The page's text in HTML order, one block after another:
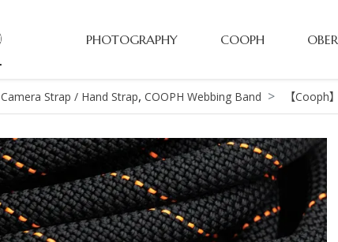
PHOTOGRAPHY COOPH
Camera Strap / Hand Strap, COOPH Webbing Band 【Cooph